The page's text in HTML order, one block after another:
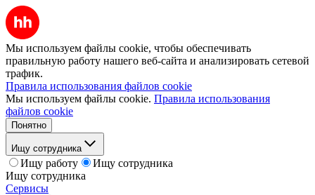
Мы используем файлы cookie, чтобы обеспечивать
правильную работу нашего веб-сайта и анализировать сетевой
трафик.
Правила использования файлов cookie
Мы используем файлы cookie. Правила использования
файлов cookie
Понятно
Ищу сотрудника
Ищу работу
Ищу сотрудника
Ищу сотрудника
Сервисы